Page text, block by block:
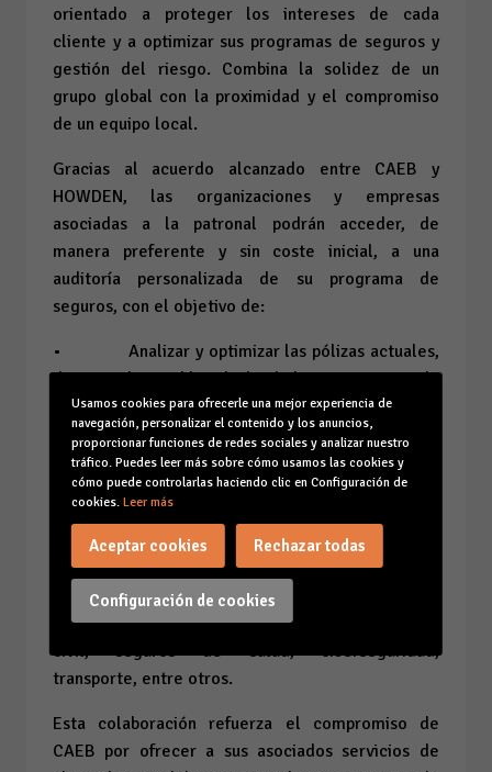
orientado a proteger los intereses de cada
cliente y a optimizar sus programas de seguros y
gestión del riesgo. Combina la solidez de un
grupo global con la proximidad y el compromiso
de un equipo local.
Gracias al acuerdo alcanzado entre CAEB y
HOWDEN, las organizaciones y empresas
asociadas a la patronal podrán acceder, de
manera preferente y sin coste inicial, a una
auditoría personalizada de su programa de
seguros, con el objetivo de:
• Analizar y optimizar las pólizas actuales,
detectando posibles duplicidades o carencias de
cobertura.
• Identificar oportunidades de ahorro y
mejora en las condiciones de contratación.
• Alinear las coberturas con la realidad y
las necesidades actuales de cada empresa.
• Recibir asesoramiento especializado en
materia de gestión de riesgos, responsabilidad
civil, seguros de salud, ciberseguridad,
transporte, entre otros.
Esta colaboración refuerza el compromiso de
CAEB por ofrecer a sus asociados servicios de
Usamos cookies para ofrecerle una mejor experiencia de
navegación, personalizar el contenido y los anuncios,
proporcionar funciones de redes sociales y analizar nuestro
tráfico. Puedes leer más sobre cómo usamos las cookies y
cómo puede controlarlas haciendo clic en Configuración de
cookies. Leer más
Configuración de cookies
Aceptar cookies Rechazar todas